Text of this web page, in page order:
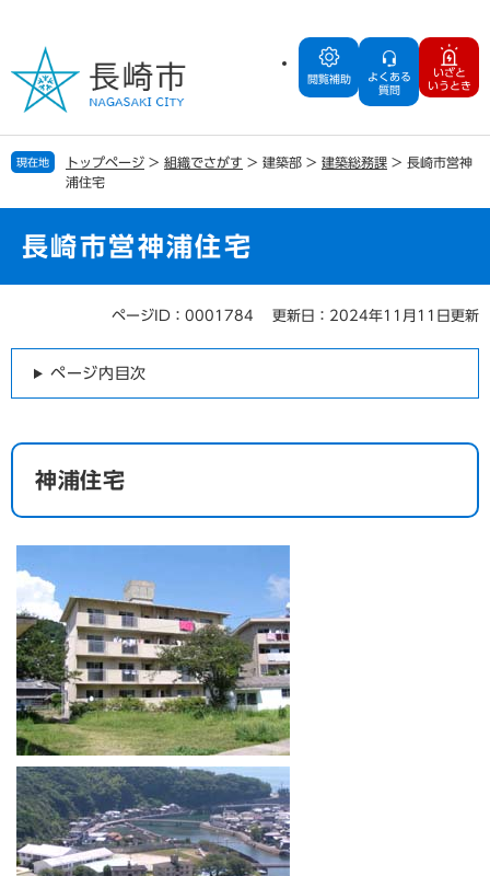
の
で
す
ー
ば
し
閲覧補助
よくある
質問
いざと
いうとき
現在地 トップページ > 組織でさがす > 建築部 > 建築総務課 > 長崎市営神
浦住宅
長崎市営神浦住宅
ページID：0001784 更新日：2024年11月11日更新
ページ内目次
神浦住宅